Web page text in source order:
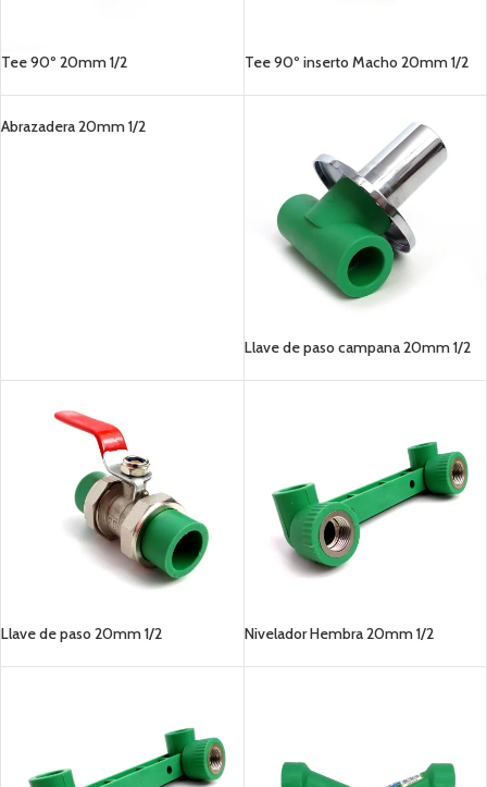
Tee 90º 20mm 1/2 Tee 90º inserto Macho 20mm 1/2
Abrazadera 20mm 1/2
Llave de paso campana 20mm 1/2
Llave de paso 20mm 1/2 Nivelador Hembra 20mm 1/2